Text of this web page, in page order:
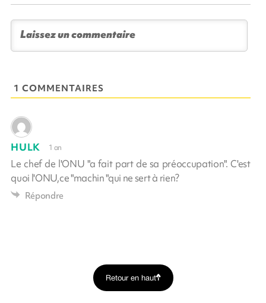
1 COMMENTAIRES
HULK 1 an
Le chef de l'ONU "a fait part de sa préoccupation". C'est
quoi l'ONU,ce "machin "qui ne sert à rien?
Répondre
Retour en haut